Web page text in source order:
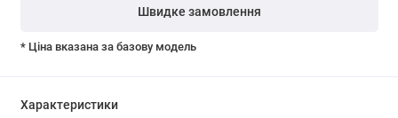
Швидке замовлення
* Ціна вказана за базову модель
Характеристики